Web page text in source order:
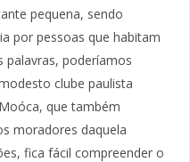
pequena, sendo
por pessoas que habitam
palavras, poderíamos
clube paulista
que também
moradores daquela
fica fácil compreender o